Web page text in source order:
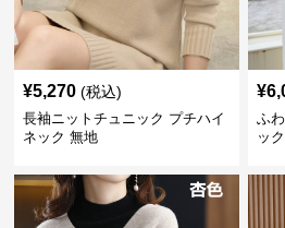
¥5,270 (税込)
長袖ニットチュニック プチハイ
ネック 無地
¥
ふ
ッ